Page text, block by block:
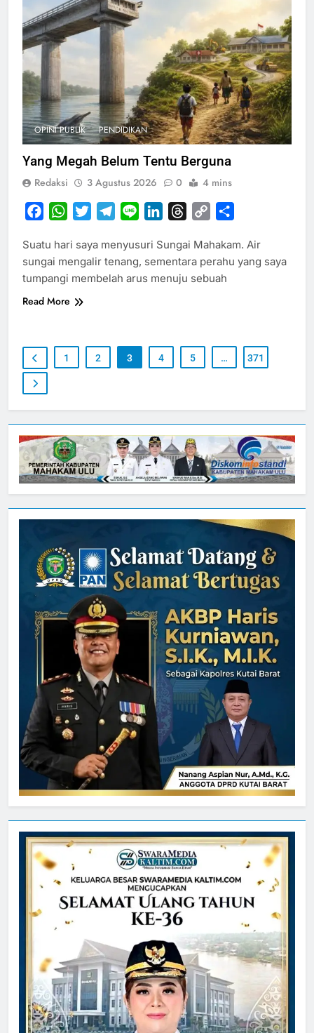
OPINI PUBLIK PENDIDIKAN
Yang Megah Belum Tentu Berguna
Redaksi 3 Agustus 2026 0 4 mins
FacebookWhatsApp
TwitterTelegram
Line LinkedInThreads
Copy
Suatu hari saya menyusuri Sungai Mahakam. Air
sungai mengalir tenang, sementara perahu yang saya
tumpangi membelah arus menuju sebuah
Read More
1 2 3 4 5 … 371